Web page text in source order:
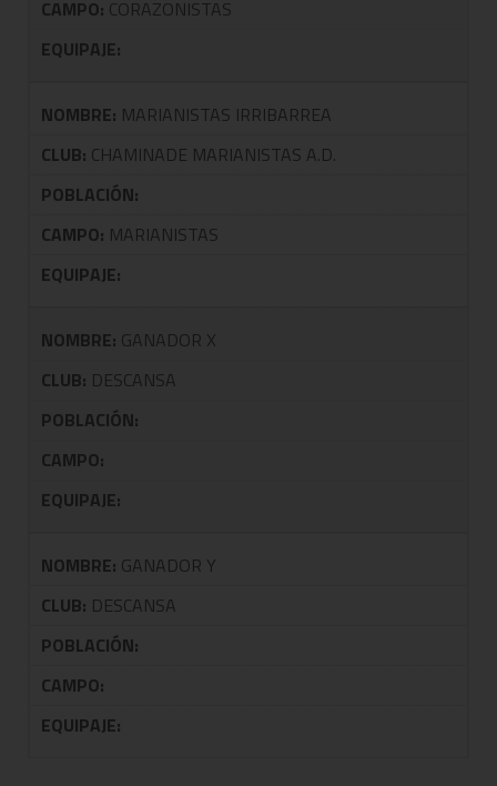
CAMPO: CORAZONISTAS
EQUIPAJE:
NOMBRE: MARIANISTAS IRRIBARREA
CLUB: CHAMINADE MARIANISTAS A.D.
POBLACIÓN:
CAMPO: MARIANISTAS
EQUIPAJE:
NOMBRE: GANADOR X
CLUB: DESCANSA
POBLACIÓN:
CAMPO:
EQUIPAJE:
NOMBRE: GANADOR Y
CLUB: DESCANSA
POBLACIÓN:
CAMPO:
EQUIPAJE: